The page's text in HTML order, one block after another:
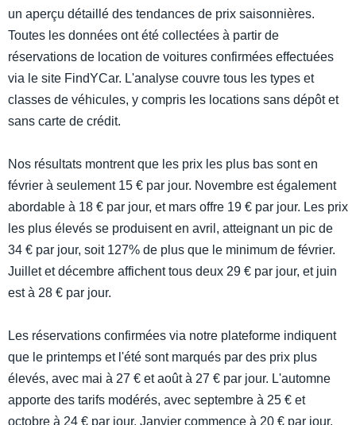
un aperçu détaillé des tendances de prix saisonnières.
Toutes les données ont été collectées à partir de
réservations de location de voitures confirmées effectuées
via le site FindYCar. L'analyse couvre tous les types et
classes de véhicules, y compris les locations sans dépôt et
sans carte de crédit.
Nos résultats montrent que les prix les plus bas sont en
février à seulement 15 € par jour. Novembre est également
abordable à 18 € par jour, et mars offre 19 € par jour. Les prix
les plus élevés se produisent en avril, atteignant un pic de
34 € par jour, soit 127% de plus que le minimum de février.
Juillet et décembre affichent tous deux 29 € par jour, et juin
est à 28 € par jour.
Les réservations confirmées via notre plateforme indiquent
que le printemps et l'été sont marqués par des prix plus
élevés, avec mai à 27 € et août à 27 € par jour. L'automne
apporte des tarifs modérés, avec septembre à 25 € et
octobre à 24 € par jour. Janvier commence à 20 € par jour.